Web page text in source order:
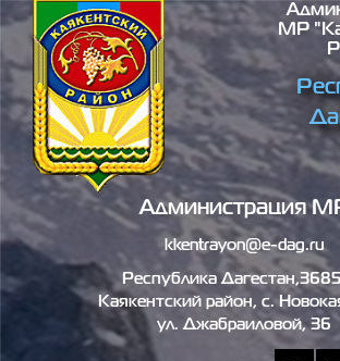
Перейти к основному содержанию
МР
Администрация
kkentrayon@e-dag.ru
Республика
Каякентский район, c.
ул. Джабраиловой, 36